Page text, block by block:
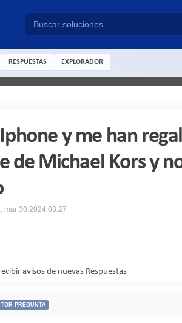
RESPUESTAS EXPLORADOR
y me han
de Michael Kors y
, mar 30 2024 03:27
avisos de nuevas Respuestas
PREGUNTA